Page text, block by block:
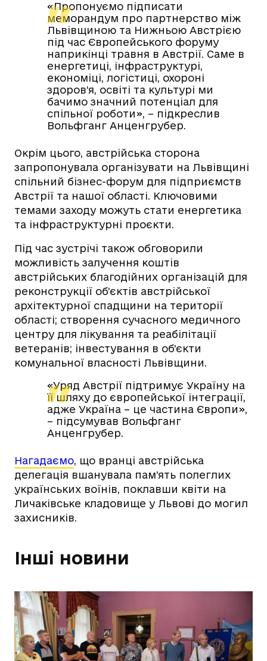
«Пропонуємо підписати
меморандум про партнерство між
Львівщиною та Нижньою Австрією
під час Європейського форуму
наприкінці травня в Австрії. Саме в
енергетиці, інфраструктурі,
економіці, логістиці, охороні
здоров’я, освіті та культурі ми
бачимо значний потенціал для
спільної роботи», – підкреслив
Вольфганг Анценгрубер.
Окрім цього, австрійська сторона
запропонувала організувати на Львівщині
спільний бізнес-форум для підприємств
Австрії та нашої області. Ключовими
темами заходу можуть стати енергетика
та інфраструктурні проєкти.
Під час зустрічі також обговорили
можливість залучення коштів
австрійських благодійних організацій для
реконструкції об’єктів австрійської
архітектурної спадщини на території
області; створення сучасного медичного
центру для лікування та реабілітації
ветеранів; інвестування в об’єкти
комунальної власності Львівщини.
«Уряд Австрії підтримує Україну на
її шляху до європейської інтеграції,
адже Україна – це частина Європи»,
– підсумував Вольфганг
Анценгрубер.
Нагадаємо, що вранці австрійська
делегація вшанувала пам’ять полеглих
українських воїнів, поклавши квіти на
Личаківське кладовище у Львові до могил
захисників.
Інші новини